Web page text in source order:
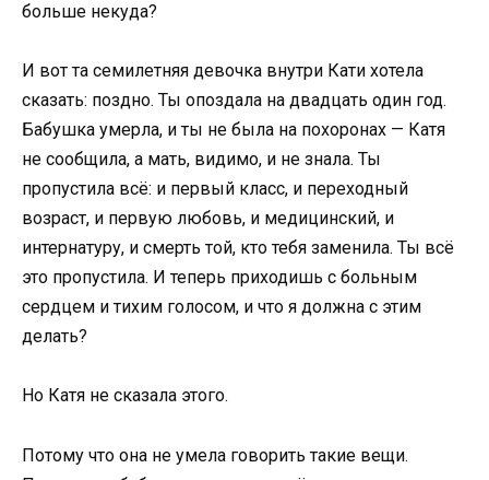
больше некуда?
И вот та семилетняя девочка внутри Кати хотела
сказать: поздно. Ты опоздала на двадцать один год.
Бабушка умерла, и ты не была на похоронах — Катя
не сообщила, а мать, видимо, и не знала. Ты
пропустила всё: и первый класс, и переходный
возраст, и первую любовь, и медицинский, и
интернатуру, и смерть той, кто тебя заменила. Ты всё
это пропустила. И теперь приходишь с больным
сердцем и тихим голосом, и что я должна с этим
делать?
Но Катя не сказала этого.
Потому что она не умела говорить такие вещи.